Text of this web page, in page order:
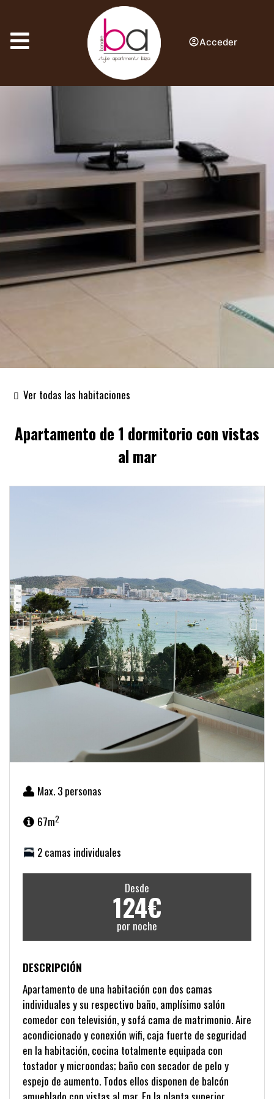
Acceder
Ver todas las habitaciones
Apartamento de 1 dormitorio con vistas
al mar
Max. 3 personas
67m2
2 camas individuales
Desde
124€
por noche
DESCRIPCIÓN
Apartamento de una habitación con dos camas
individuales y su respectivo baño, amplísimo salón
comedor con televisión, y sofá cama de matrimonio. Aire
acondicionado y conexión wifi, caja fuerte de seguridad
en la habitación, cocina totalmente equipada con
tostador y microondas; baño con secador de pelo y
espejo de aumento. Todos ellos disponen de balcón